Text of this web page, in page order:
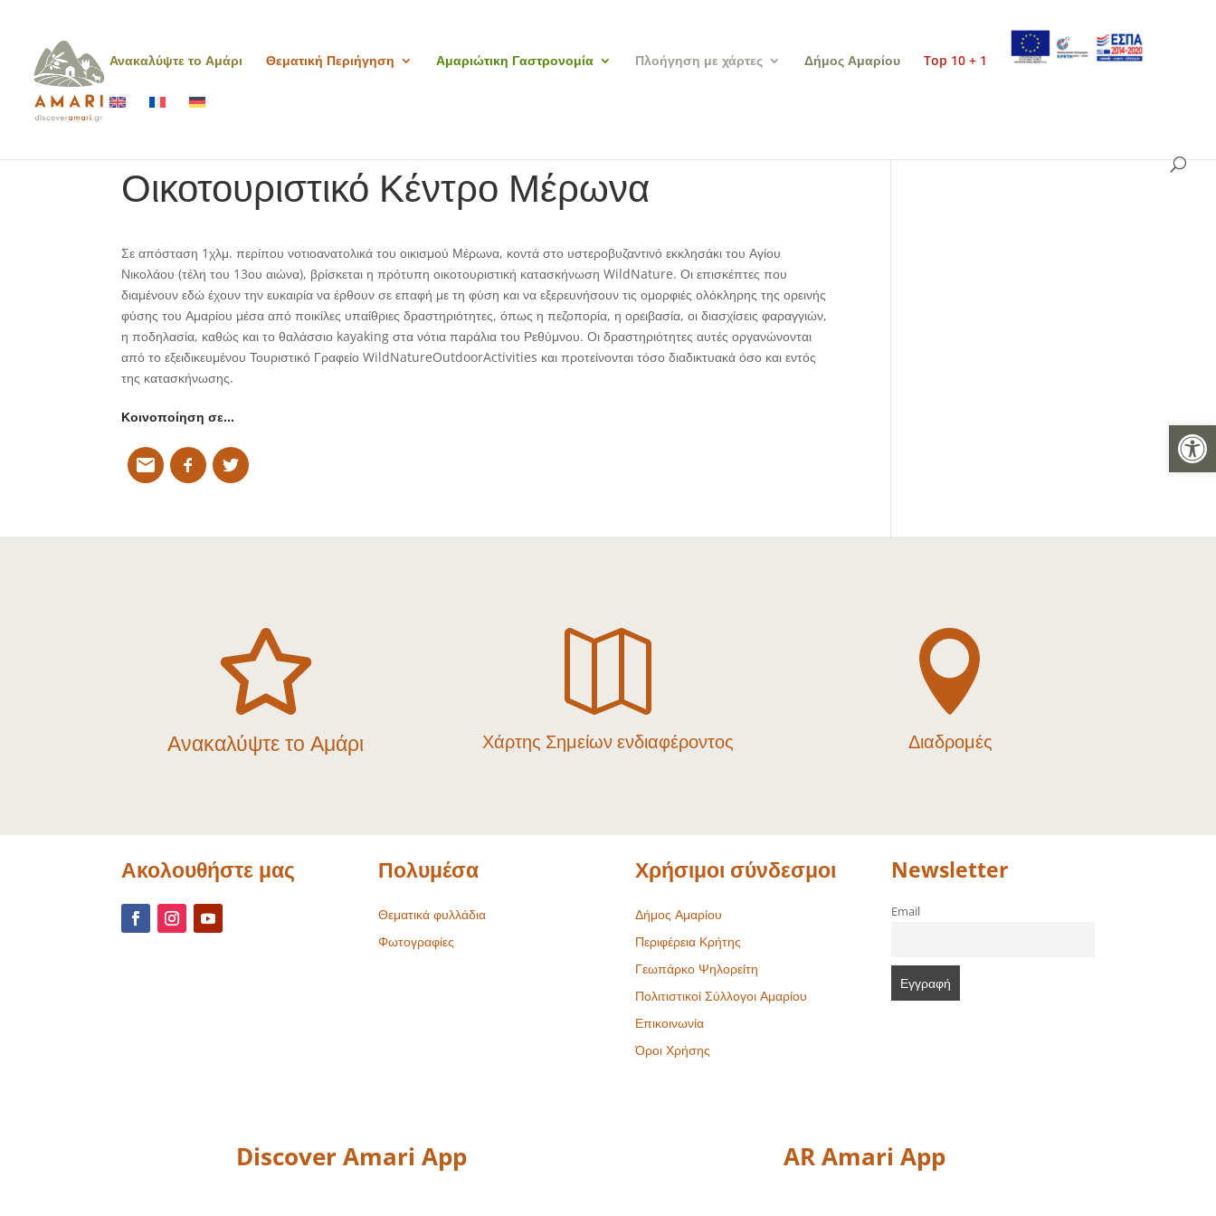
Ανακαλύψτε το Αμάρι Θεματική Περιήγηση Αμαριώτικη Γαστρονομία Πλοήγηση με χάρτες Δήμος Αμαρίου Top 10 + 1
Οικοτουριστικό Κέντρο Μέρωνα
Σε απόσταση 1χλμ. περίπου νοτιοανατολικά του οικισμού Μέρωνα, κοντά στο υστεροβυζαντινό εκκλησάκι του Αγίου
Νικολάου (τέλη του 13ου αιώνα), βρίσκεται η πρότυπη οικοτουριστική κατασκήνωση WildNature. Οι επισκέπτες που
διαμένουν εδώ έχουν την ευκαιρία να έρθουν σε επαφή με τη φύση και να εξερευνήσουν τις ομορφιές ολόκληρης της ορεινής
φύσης του Αμαρίου μέσα από ποικίλες υπαίθριες δραστηριότητες, όπως η πεζοπορία, η ορειβασία, οι διασχίσεις φαραγγιών,
η ποδηλασία, καθώς και το θαλάσσιο kayaking στα νότια παράλια του Ρεθύμνου. Οι δραστηριότητες αυτές οργανώνονται
από το εξειδικευμένου Τουριστικό Γραφείο WildNatureOutdoorActivities και προτείνονται τόσο διαδικτυακά όσο και εντός
της κατασκήνωσης.
Κοινοποίηση σε…

Ανακαλύψτε το Αμάρι

Χάρτης Σημείων ενδιαφέροντος

Διαδρομές
Ακολουθήστε μας Πολυμέσα
Θεματικά φυλλάδια
Φωτογραφίες
Χρήσιμοι σύνδεσμοι
Δήμος Αμαρίου
Περιφέρεια Κρήτης
Γεωπάρκο Ψηλορείτη
Πολιτιστικοί Σύλλογοι Αμαρίου
Επικοινωνία
Όροι Χρήσης
Newsletter
Email
Discover Amari App AR Amari App